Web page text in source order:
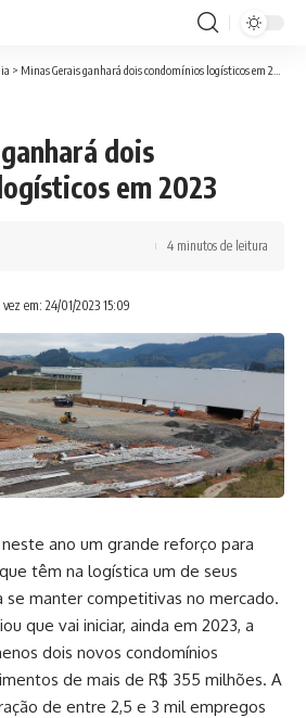
> Minas Gerais ganhará dois condomínios logísticos em 2023
dois
em 2023
em: 24/01/2023 15:09
4 minutos de leitura
ano um grande reforço para
têm na logística um de seus
se manter competitivas no mercado.
que vai iniciar, ainda em 2023, a
dois novos condomínios
de mais de R$ 355 milhões. A
de entre 2,5 e 3 mil empregos